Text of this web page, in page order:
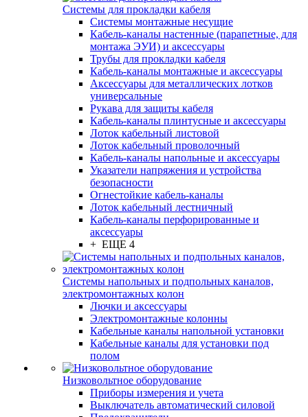
Системы для прокладки кабеля
Системы монтажные несущие
Кабель-каналы настенные (парапетные, для
монтажа ЭУИ) и аксессуары
Трубы для прокладки кабеля
Кабель-каналы монтажные и аксессуары
Аксессуары для металлических лотков
универсальные
Рукава для защиты кабеля
Кабель-каналы плинтусные и аксессуары
Лоток кабельный листовой
Лоток кабельный проволочный
Кабель-каналы напольные и аксессуары
Указатели напряжения и устройства
безопасности
Огнестойкие кабель-каналы
Лоток кабельный лестничный
Кабель-каналы перфорированные и
аксессуары
+ ЕЩЕ 4
Системы напольных и подпольных каналов,
электромонтажных колон
Лючки и аксессуары
Электромонтажные колонны
Кабельные каналы напольной установки
Кабельные каналы для установки под
полом
Низковольтное оборудование
Приборы измерения и учета
Выключатель автоматический силовой